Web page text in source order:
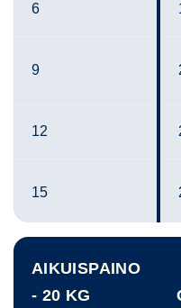
6
9
12
15
AIKUISPAINO
- 20 KG